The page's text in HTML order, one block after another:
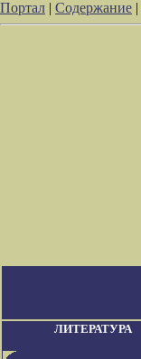
Портал | Содержание |
ЛИТЕРАТУРА